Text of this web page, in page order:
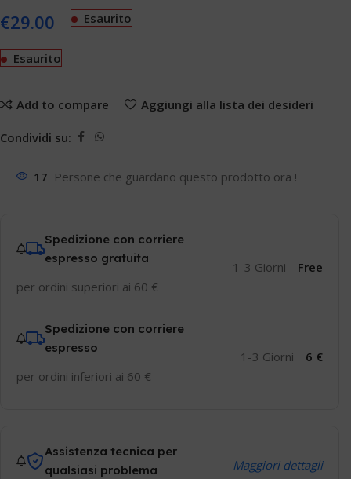
€29.00 Esaurito
Esaurito
Add to compare Aggiungi alla lista dei desideri
Condividi su:
17 Persone che guardano questo prodotto ora !
Spedizione con corriere
espresso gratuita
per ordini superiori ai 60 €
1-3 Giorni Free
Spedizione con corriere
espresso
per ordini inferiori ai 60 €
1-3 Giorni 6 €
Assistenza tecnica per
qualsiasi problema
Maggiori dettagli